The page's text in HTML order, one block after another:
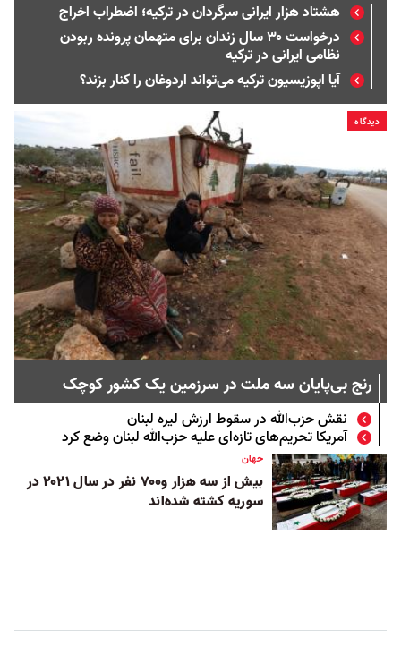
هشتاد هزار ایرانی سرگردان در ترکیه؛ اضطراب اخراج
درخواست ۳۰ سال زندان برای متهمان پرونده ربودن
نظامی ایرانی در ترکیه
آیا اپوزیسیون ترکیه می‌تواند اردوغان را کنار بزند؟
دیدگاه
رنج بی‌پایان‌ سه ملت در سرزمین یک کشور کوچک
نقش حزب‌الله در سقوط ارزش لیره لبنان
آمریکا تحریم‌های تازه‌ای علیه حزب‌الله لبنان وضع کرد
جهان
بیش از سه هزار و۷۰۰ نفر در سال ۲۰۲۱ در
سوریه کشته شده‌اند